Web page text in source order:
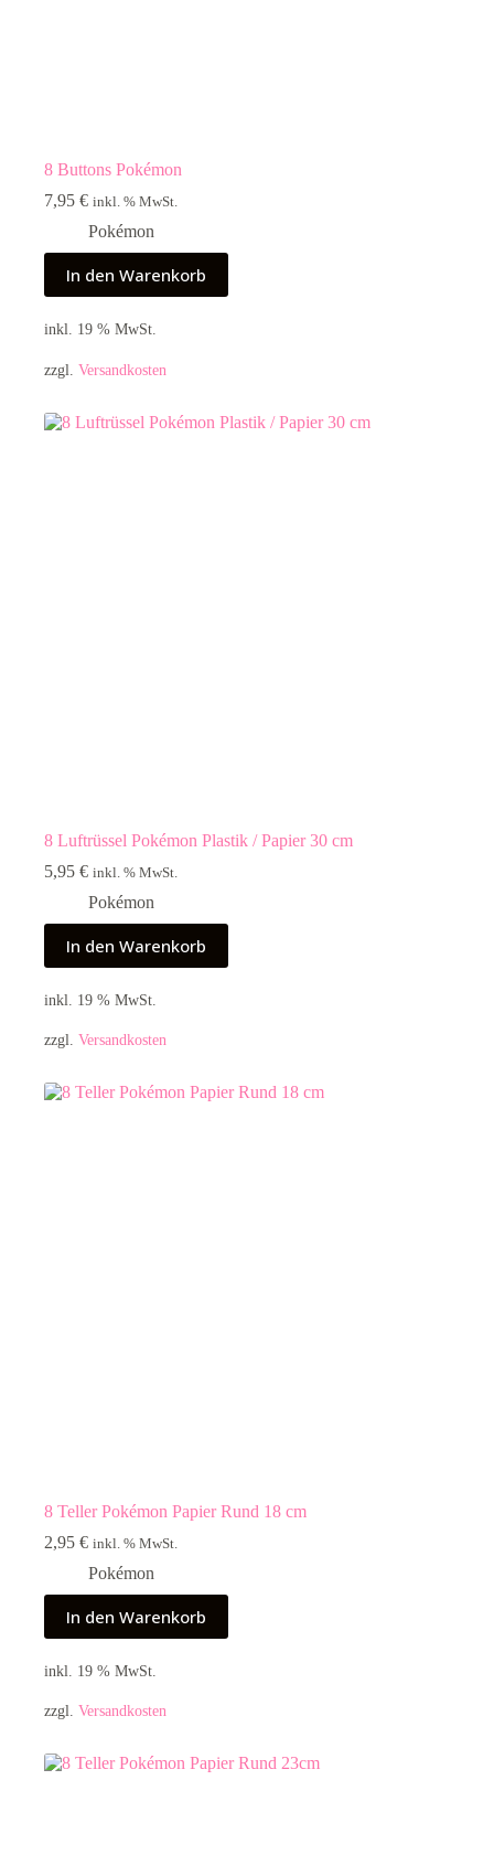
8 Buttons Pokémon
7,95 € inkl. % MwSt.
Pokémon
In den Warenkorb
inkl. 19 % MwSt.
zzgl. Versandkosten
8 Luftrüssel Pokémon Plastik / Papier 30 cm
5,95 € inkl. % MwSt.
Pokémon
In den Warenkorb
inkl. 19 % MwSt.
zzgl. Versandkosten
8 Teller Pokémon Papier Rund 18 cm
2,95 € inkl. % MwSt.
Pokémon
In den Warenkorb
inkl. 19 % MwSt.
zzgl. Versandkosten